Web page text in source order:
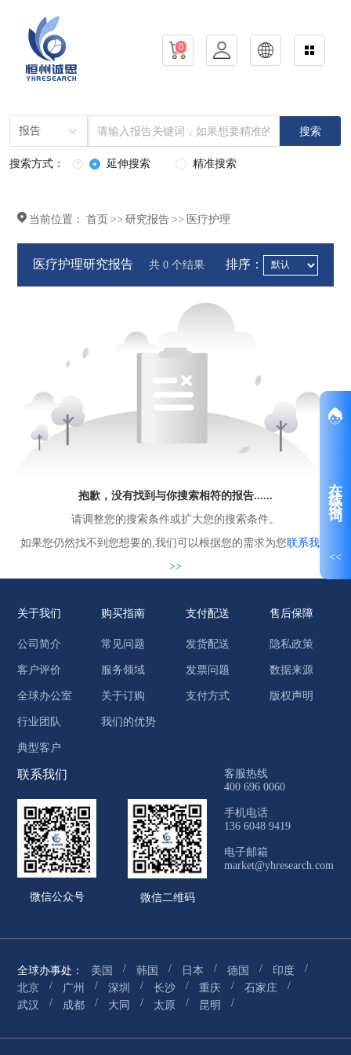
在线咨询
<<
0
报告 搜索
搜索方式： 延伸搜索 精准搜索
当前位置： 首页 >> 研究报告 >> 医疗护理
医疗护理研究报告 共 0 个结果 排序：
抱歉，没有找到与你搜索相符的报告......
请调整您的搜索条件或扩大您的搜索条件。
如果您仍然找不到您想要的,我们可以根据您的需求为您联系我们
>>
关于我们
公司简介
客户评价
全球办公室
行业团队
典型客户
购买指南
常见问题
服务领域
关于订购
我们的优势
支付配送
发货配送
发票问题
支付方式
售后保障
隐私政策
数据来源
版权声明
联系我们
微信公众号 微信二维码
客服热线
400 696 0060
手机电话
136 6048 9419
电子邮箱
market@yhresearch.com
全球办事处： 美国 / 韩国 / 日本 / 德国 / 印度
/
北京
/ 广州 / 深圳 / 长沙 / 重庆 / 石家庄
/
武汉
/ 成都 / 大同 / 太原 / 昆明 /